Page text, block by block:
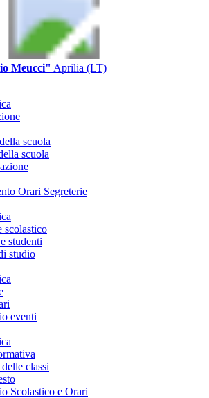
Meucci" Aprilia (LT)
scuola
scuola
Orari Segreterie
scolastico
studenti
studio
eventi
classi
Scolastico e Orari